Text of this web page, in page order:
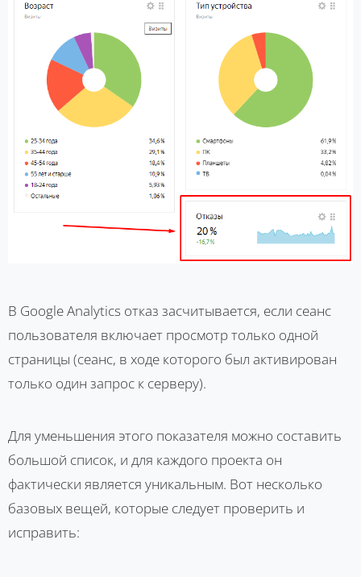
В Google Analytics отказ засчитывается, если сеанс
пользователя включает просмотр только одной
страницы (сеанс, в ходе которого был активирован
только один запрос к серверу).
Для уменьшения этого показателя можно составить
большой список, и для каждого проекта он
фактически является уникальным. Вот несколько
базовых вещей, которые следует проверить и
исправить: